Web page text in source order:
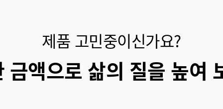
제품 고민중이신가요?
금액으로 삶의 질을 높여